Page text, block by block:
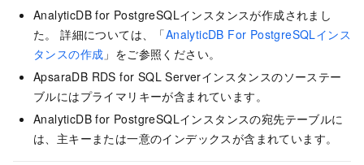
AnalyticDB for PostgreSQLインスタンスが作成されまし
た。 詳細については、「AnalyticDB For PostgreSQLインス
タンスの作成 」をご参照ください。
ApsaraDB RDS for SQL Serverインスタンスのソーステー
ブルにはプライマリキーが含まれています。
AnalyticDB for PostgreSQLインスタンスの宛先テーブルに
は、主キーまたは一意のインデックスが含まれています。